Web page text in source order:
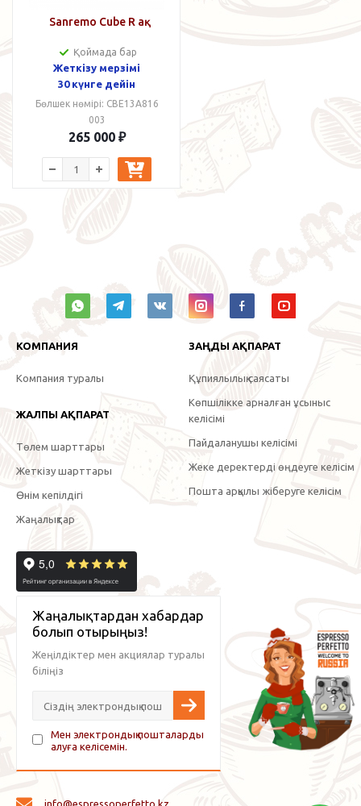
Sanremo Cube R ақ
Қоймада бар
Жеткізу мерзімі
30 күнге дейін
Бөлшек нөмірі: CBE13A816
003
265 000 ₽
КОМПАНИЯ
Компания туралы
ЖАЛПЫ АҚПАРАТ
Төлем шарттары
Жеткізу шарттары
Өнім кепілдігі
Жаңалықтар
ЗАҢДЫ АҚПАРАТ
Құпиялылық саясаты
Көпшілікке арналған ұсыныс
келісімі
Пайдаланушы келісімі
Жеке деректерді өңдеуге келісім
Пошта арқылы жіберуге келісім
Жаңалықтардан хабардар
болып отырыңыз!
Жеңілдіктер мен акциялар туралы
біліңіз
Мен электрондық пошталарды
алуға келісемін.
info@espressoperfetto.kz